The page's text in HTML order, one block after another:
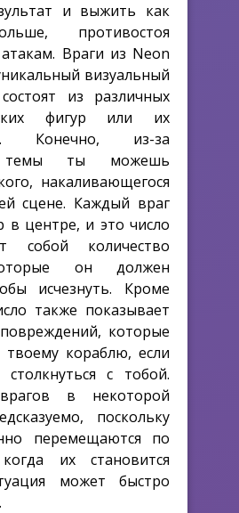
и выжить как
противостоя
Враги из Neon
визуальный
из различных
фигур или их
Конечно, из-за
темы ты можешь
накаливающегося
сцене. Каждый враг
в центре, и это число
собой количество
он должен
исчезнуть. Кроме
также показывает
которые
твоему кораблю, если
столкнуться с тобой.
в некоторой
поскольку
перемещаются по
их становится
может быстро